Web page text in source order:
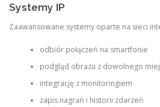
Systemy IP
Zaawansowane systemy oparte na sieci
odbiór połączeń na smartfonie
podgląd obrazu z dowolnego
integrację z monitoringiem
zapis nagrań i historii zdarzeń